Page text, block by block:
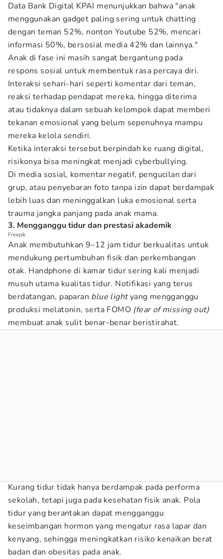
Data Bank Digital KPAI menunjukkan bahwa "anak
menggunakan gadget paling sering untuk chatting
dengan teman 52%, nonton Youtube 52%, mencari
informasi 50%, bersosial media 42% dan lainnya."
Anak di fase ini masih sangat bergantung pada
respons sosial untuk membentuk rasa percaya diri.
Interaksi sehari-hari seperti komentar dari teman,
reaksi terhadap pendapat mereka, hingga diterima
atau tidaknya dalam sebuah kelompok dapat memberi
tekanan emosional yang belum sepenuhnya mampu
mereka kelola sendiri.
Ketika interaksi tersebut berpindah ke ruang digital,
risikonya bisa meningkat menjadi cyberbullying.
Di media sosial, komentar negatif, pengucilan dari
grup, atau penyebaran foto tanpa izin dapat berdampak
lebih luas dan meninggalkan luka emosional serta
trauma jangka panjang pada anak mama.
3. Mengganggu tidur dan prestasi akademik
Freepik
Anak membutuhkan 9–12 jam tidur berkualitas untuk
mendukung pertumbuhan fisik dan perkembangan
otak. Handphone di kamar tidur sering kali menjadi
musuh utama kualitas tidur. Notifikasi yang terus
berdatangan, paparan blue lightyang mengganggu
produksi melatonin, serta FOMO (fear of missing out)
membuat anak sulit benar-benar beristirahat.
Kurang tidur tidak hanya berdampak pada performa
sekolah, tetapi juga pada kesehatan fisik anak. Pola
tidur yang berantakan dapat mengganggu
keseimbangan hormon yang mengatur rasa lapar dan
kenyang, sehingga meningkatkan risiko kenaikan berat
badan dan obesitas pada anak.